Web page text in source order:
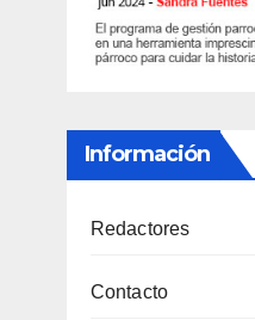
Información
Redactores
Contacto